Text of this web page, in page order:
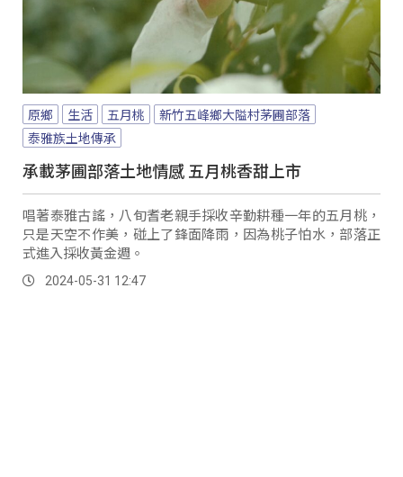
原鄉 生活 五月桃
新竹五峰鄉大隘村茅圃部落
泰雅族土地傳承
承載茅圃部落土地情感 五月桃香甜上市
唱著泰雅古謠，八旬耆老親手採收辛勤耕種一年的五月桃，
只是天空不作美，碰上了鋒面降雨，因為桃子怕水，部落正
式進入採收黃金週。
2024-05-31 12:47